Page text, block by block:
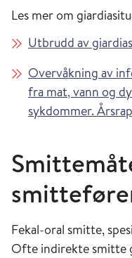
Les mer om
Utbrudd av
Overvåkning av
fra mat, vann og
sykdommer.
Fekal-oral smitte,
Ofte indirekte smitte